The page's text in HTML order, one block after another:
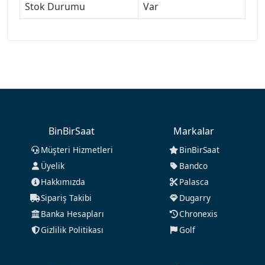
Stok Durumu
Var
BinBirSaat
Müşteri Hizmetleri
Üyelik
Hakkımızda
Sipariş Takibi
Banka Hesapları
Gizlilik Politikası
Markalar
BinBirSaat
Bandco
Palasca
Dugarry
Chronexis
Golf